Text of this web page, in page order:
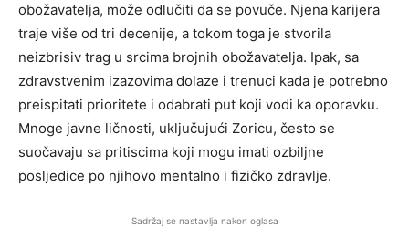
obožavatelja, može odlučiti da se povuče. Njena karijera
traje više od tri decenije, a tokom toga je stvorila
neizbrisiv trag u srcima brojnih obožavatelja. Ipak, sa
zdravstvenim izazovima dolaze i trenuci kada je potrebno
preispitati prioritete i odabrati put koji vodi ka oporavku.
Mnoge javne ličnosti, uključujući Zoricu, često se
suočavaju sa pritiscima koji mogu imati ozbiljne
posljedice po njihovo mentalno i fizičko zdravlje.
Sadržaj se nastavlja nakon oglasa